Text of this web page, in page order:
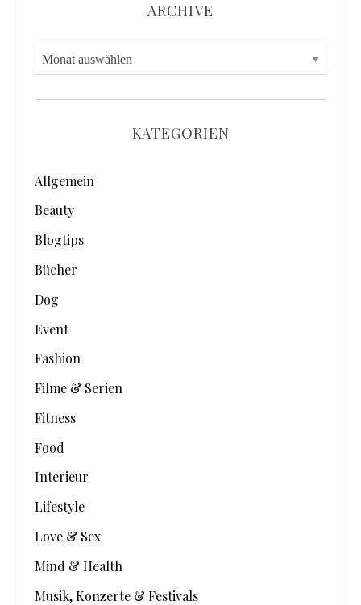
ARCHIVE
A
r
c
e
KATEGORIEN
Allgemein
Beauty
Blogtips
Bücher
Dog
Event
Fashion
Filme & Serien
Fitness
Food
Interieur
Lifestyle
Love & Sex
Mind & Health
Musik, Konzerte & Festivals